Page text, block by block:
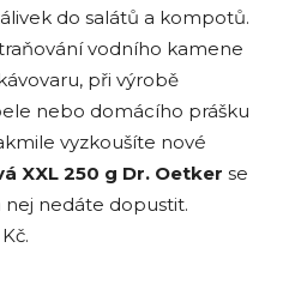
do salátů a kompotů.
vodního kamene
při výrobě
nebo domácího prášku
vyzkoušíte nové
XXL 250 g Dr. Oetker se
nej nedáte dopustit.